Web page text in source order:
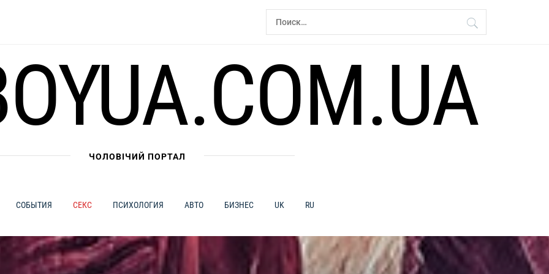
Найти:
ЧОЛОВІЧИЙ ПОРТАЛ
СОБЫТИЯ СЕКС ПСИХОЛОГИЯ АВТО БИЗНЕС UK RU